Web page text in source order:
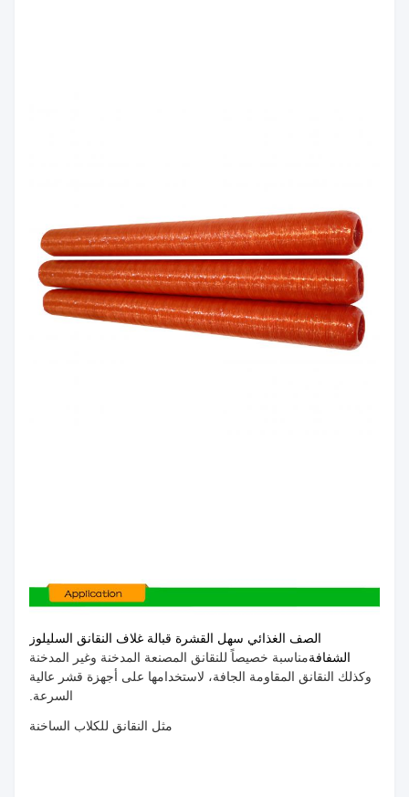
الصف الغذائي سهل القشرة قبالة غلاف النقانق السليلوز
الشفافةمناسبة خصيصاً للنقانق المصنعة المدخنة وغير المدخنة
وكذلك النقانق المقاومة الجافة، لاستخدامها على أجهزة قشر عالية
السرعة.
مثل النقانق للكلاب الساخنة